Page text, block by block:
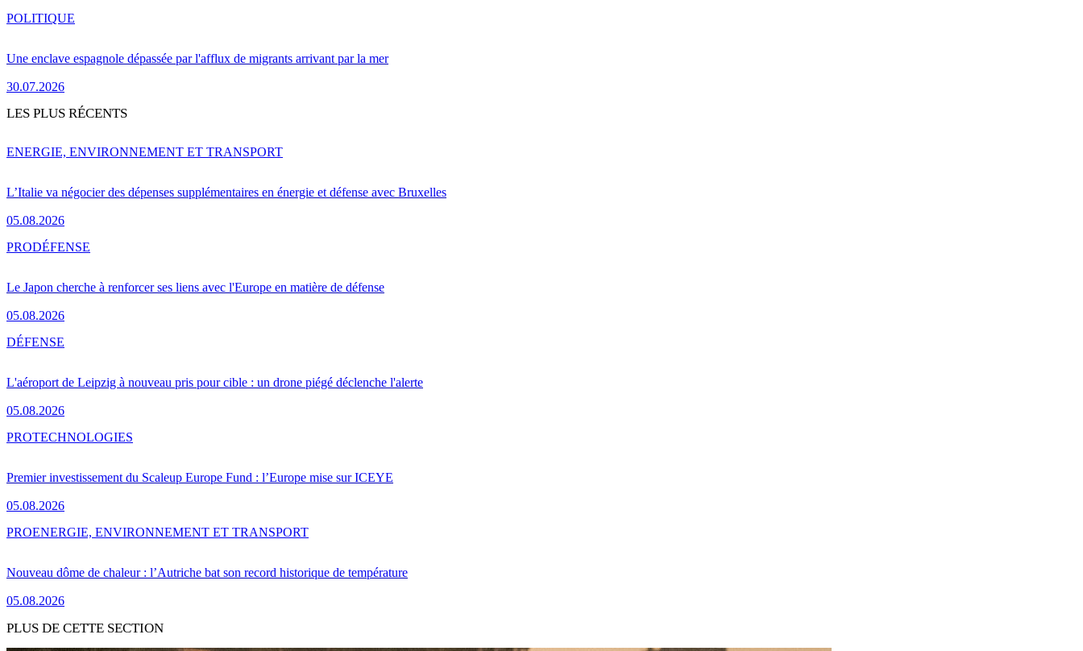
Une enclave espagnole dépassée par l'afflux de migrants arrivant par la mer
30.07.2026
POLITIQUE
LES PLUS RÉCENTS
L’Italie va négocier des dépenses supplémentaires en énergie et défense avec Bruxelles
05.08.2026
ENERGIE, ENVIRONNEMENT ET TRANSPORT
Le Japon cherche à renforcer ses liens avec l'Europe en matière de défense
05.08.2026
PRODÉFENSE
L'aéroport de Leipzig à nouveau pris pour cible : un drone piégé déclenche l'alerte
05.08.2026
DÉFENSE
Premier investissement du Scaleup Europe Fund : l’Europe mise sur ICEYE
05.08.2026
PROTECHNOLOGIES
Nouveau dôme de chaleur : l’Autriche bat son record historique de température
05.08.2026
PROENERGIE, ENVIRONNEMENT ET TRANSPORT
PLUS DE CETTE SECTION